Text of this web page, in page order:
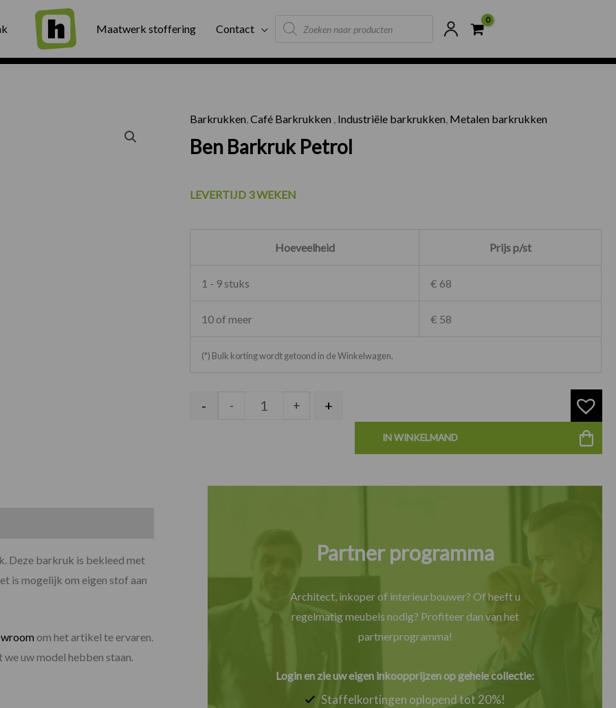
Maatwerk stoffering Contact
Products
search
Binnen twee werkdagen geleverd Externe voorraad Scherpste prijzen van NL
Barkrukken,Café Barkrukken , Industriële barkrukken, Metalen barkrukken
Ben Barkruk Petrol
LEVERTIJD 3 WEKEN
Hoeveelheid Prijs p/st
1 - 9 stuks € 68
10 of meer € 58
(*) Bulk korting wordt getoond in de Winkelwagen.
Ben Barkruk Petrol aantal
- - + +
IN WINKELMAND
Deze barkruk is bekleed met
is mogelijk om eigen stof aan
om het artikel te ervaren.
uw model hebben staan.
Partner programma
Architect, inkoper of interieurbouwer? Of heeft u
regelmatig meubels nodig? Profiteer dan van het
partnerprogramma!
Login en zie uw eigen inkoopprijzen op gehele collectie:
Staffelkortingen oplopend tot 20%!